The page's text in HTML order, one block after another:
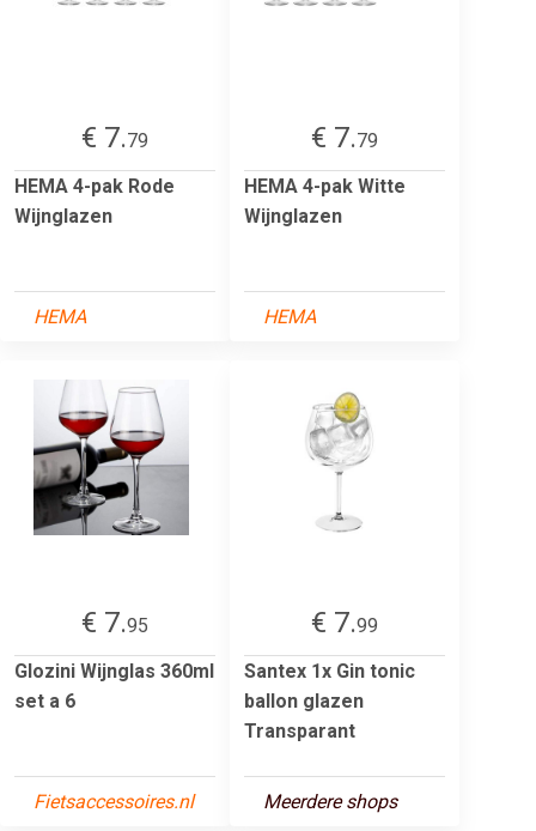
€ 7.79
HEMA 4-pak Rode
Wijnglazen
HEMA
€ 7.79
HEMA 4-pak Witte
Wijnglazen
HEMA
€ 7.95
Glozini Wijnglas 360ml
set a 6
Fietsaccessoires.nl
€ 7.99
Santex 1x Gin tonic
ballon glazen
Transparant
Meerdere shops